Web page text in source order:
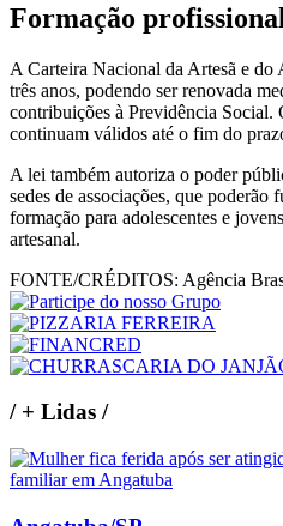
Formação profissional
A Carteira Nacional da Artesã e do
três anos, podendo ser renovada
contribuições à Previdência Social.
continuam válidos até o fim do
A lei também autoriza o poder
sedes de associações, que poderão
formação para adolescentes e
artesanal.
FONTE/CRÉDITOS: Agência
/+ Lidas /